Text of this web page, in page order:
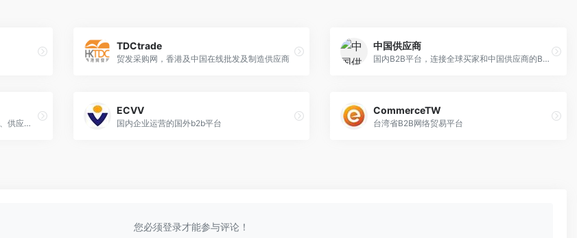
TDCtrade
贸发采购网，香港及中国在线批发及制造供应商
中国供应商
国内B2B平台，连接全球买家和中国供应商的B2B电子商务平台
台湾省制造网，台湾和中国大陆制造商、供应商的名录
ECVV
国内企业运营的国外b2b平台
CommerceTW
台湾省B2B网络贸易平台
您必须登录才能参与评论！